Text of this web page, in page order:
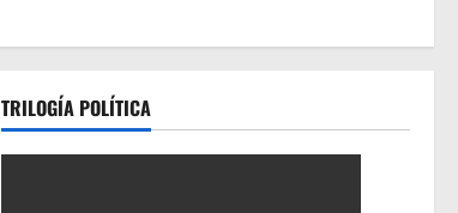
TRILOGÍA POLÍTICA